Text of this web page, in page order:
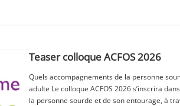
Teaser colloque ACFOS 2026
Quels accompagnements de la personne
adulte Le colloque ACFOS 2026 s’inscrira
la personne sourde et de son entourage, à